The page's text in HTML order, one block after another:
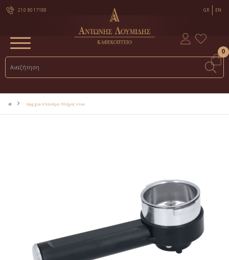
210 8017188 GR EN
0
Gaggia Κλείστρο Πλήρες Viva